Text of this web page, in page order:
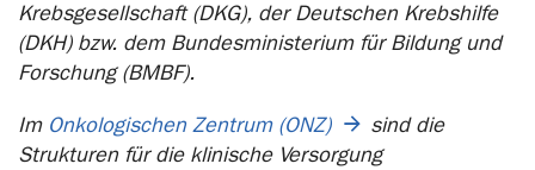
Krebsgesellschaft (DKG), der Deutschen Krebshilfe
(DKH) bzw. dem Bundesministerium für Bildung und
Forschung (BMBF).
Im Onkologischen Zentrum (ONZ)
sind die
Strukturen für die klinische Versorgung